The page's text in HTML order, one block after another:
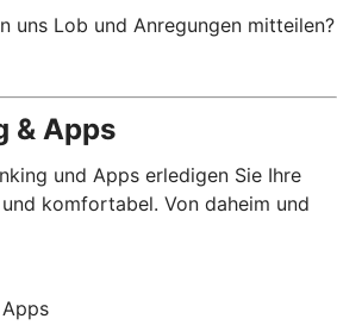
uns Lob und Anregungen mitteilen?
& Apps
und Apps erledigen Sie Ihre
komfortabel. Von daheim und